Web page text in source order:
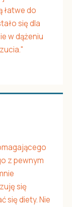
łatwe do
się dla
w dążeniu
z pewnym
się
się diety. Nie